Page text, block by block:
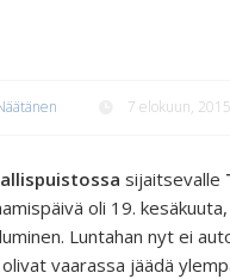
7 elokuun, 2015
sijaitsevalle
oli 19.
Luntahan nyt ei
vaarassa jäädä